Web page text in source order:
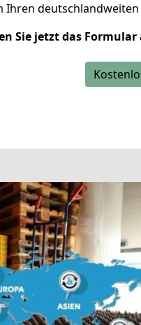
Ihren
Sie jetzt das Formular